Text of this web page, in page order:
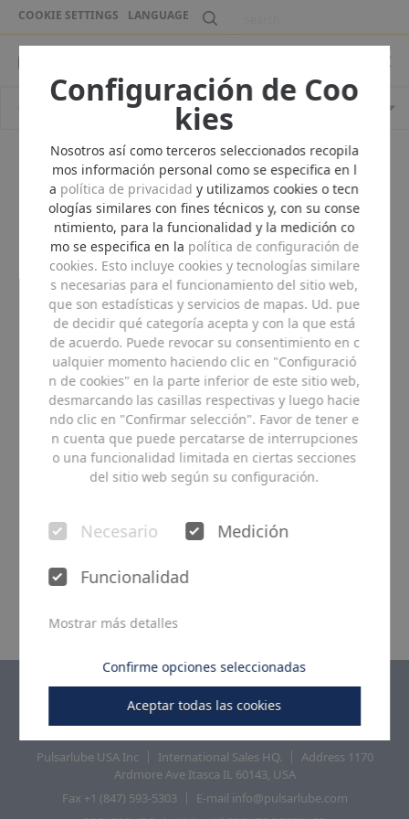
COOKIE SETTINGS LANGUAGE
Pulsarlube USA Inc International Sales HQ.
Address 1170
Ardmore Ave Itasca IL 60143, USA
Fax +1 (847) 593-5303
E-mail info@pulsarlube.com
Configuración de Coo
kies
Nosotros así como terceros seleccionados recopila
mos información personal como se especifica en l
a política de privacidad y utilizamos cookies o tecn
ologías similares con fines técnicos y, con su conse
ntimiento, para la funcionalidad y la medición co
mo se especifica en la política de configuración de
cookies. Esto incluye cookies y tecnologías similare
s necesarias para el funcionamiento del sitio web,
que son estadísticas y servicios de mapas. Ud. pue
de decidir qué categoría acepta y con la que está
de acuerdo. Puede revocar su consentimiento en c
ualquier momento haciendo clic en "Configuració
n de cookies" en la parte inferior de este sitio web,
desmarcando las casillas respectivas y luego hacie
ndo clic en "Confirmar selección". Favor de tener e
n cuenta que puede percatarse de interrupciones
o una funcionalidad limitada en ciertas secciones
del sitio web según su configuración.
Necesario Medición
Funcionalidad
Mostrar más detalles
Confirme opciones seleccionadas
Aceptar todas las cookies